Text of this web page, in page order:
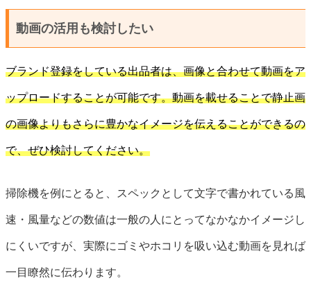
動画の活用も検討したい
ブランド登録をしている出品者は、画像と合わせて動画をア
ップロードすることが可能です。動画を載せることで静止画
の画像よりもさらに豊かなイメージを伝えることができるの
で、ぜひ検討してください。
掃除機を例にとると、スペックとして文字で書かれている風
速・風量などの数値は一般の人にとってなかなかイメージし
にくいですが、実際にゴミやホコリを吸い込む動画を見れば
一目瞭然に伝わります。